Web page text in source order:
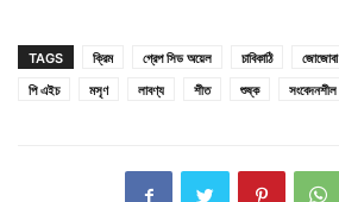
TAGS ক্রিম গ্রেপ সিড অয়েল চাবিকাঠি জোজোবা
পি এইচ
মসৃণ লাবণ্য শীত শুষ্ক সংবেদনশীল